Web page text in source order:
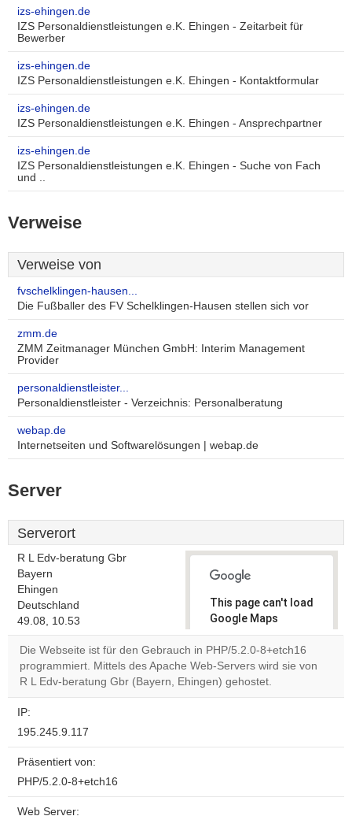
izs-ehingen.de
IZS Personaldienstleistungen e.K. Ehingen - Zeitarbeit für
Bewerber
izs-ehingen.de
IZS Personaldienstleistungen e.K. Ehingen - Kontaktformular
izs-ehingen.de
IZS Personaldienstleistungen e.K. Ehingen - Ansprechpartner
izs-ehingen.de
IZS Personaldienstleistungen e.K. Ehingen - Suche von Fach
und ..
Verweise
Verweise von
fvschelklingen-hausen...
Die Fußballer des FV Schelklingen-Hausen stellen sich vor
zmm.de
ZMM Zeitmanager München GmbH: Interim Management
Provider
personaldienstleister...
Personaldienstleister - Verzeichnis: Personalberatung
webap.de
Internetseiten und Softwarelösungen | webap.de
Server
Serverort
R L Edv-beratung Gbr
Bayern
Ehingen
Deutschland
49.08, 10.53
This page can't load
Google Maps
correctly.
Do you
own this
Die Webseite ist für den Gebrauch in PHP/5.2.0-8+etch16
programmiert. Mittels des Apache Web-Servers wird sie von
R L Edv-beratung Gbr (Bayern, Ehingen) gehostet.
IP:
195.245.9.117
Präsentiert von:
PHP/5.2.0-8+etch16
Web Server: